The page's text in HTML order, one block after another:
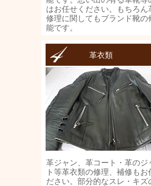
はお任せください。もちろん
修理に関してもブランド靴の
能です。
革衣類
革ジャン、革コート・革のジ
ト等革衣類の修理、補修もお
ださい。部分的なスレ・キズ